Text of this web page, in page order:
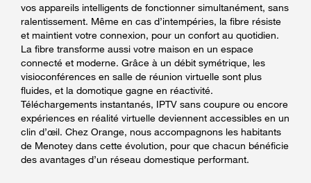
vos appareils intelligents de fonctionner simultanément, sans
ralentissement. Même en cas d’intempéries, la fibre résiste
et maintient votre connexion, pour un confort au quotidien.
La fibre transforme aussi votre maison en un espace
connecté et moderne. Grâce à un débit symétrique, les
visioconférences en salle de réunion virtuelle sont plus
fluides, et la domotique gagne en réactivité.
Téléchargements instantanés, IPTV sans coupure ou encore
expériences en réalité virtuelle deviennent accessibles en un
clin d’œil. Chez Orange, nous accompagnons les habitants
de Menotey dans cette évolution, pour que chacun bénéficie
des avantages d’un réseau domestique performant.